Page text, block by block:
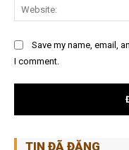
Save my name, email,
I comment.
TIN ĐÃ ĐĂNG